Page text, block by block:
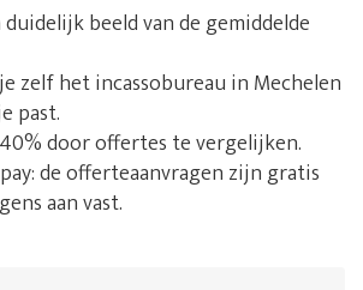
beeld van de gemiddelde
zelf het incassobureau in Mechelen
past.
door offertes te vergelijken.
de offerteaanvragen zijn gratis
aan vast.